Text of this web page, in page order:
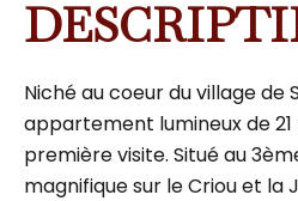
Niché au coeur du village de
appartement lumineux de 21
première visite. Situé au
magnifique sur le Criou et la